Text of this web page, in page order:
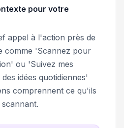
pour votre
appel à l'action près de
comme 'Scannez pour
ou 'Suivez mes
idées quotidiennes'
comprennent ce qu'ils